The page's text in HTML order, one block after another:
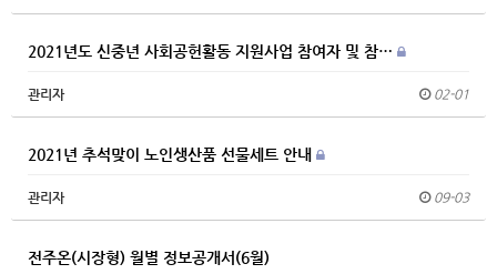
2021년도 신중년 사회공헌활동 지원사업 참여자 및 참…
관리자 02-01
2021년 추석맞이 노인생산품 선물세트 안내
관리자 09-03
전주온(시장형) 월별 정보공개서(6월)